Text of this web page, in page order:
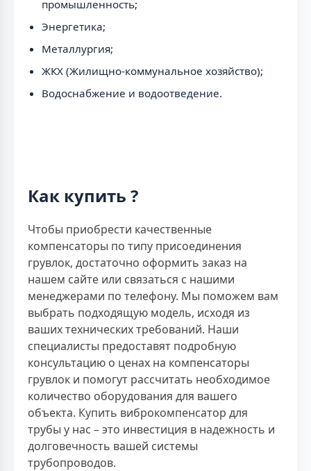
промышленность;
Энергетика;
Металлургия;
ЖКХ (Жилищно-коммунальное хозяйство);
Водоснабжение и водоотведение.
Как купить ?
Чтобы приобрести качественные
компенсаторы по типу присоединения
грувлок, достаточно оформить заказ на
нашем сайте или связаться с нашими
менеджерами по телефону. Мы поможем вам
выбрать подходящую модель, исходя из
ваших технических требований. Наши
специалисты предоставят подробную
консультацию о ценах на компенсаторы
грувлок и помогут рассчитать необходимое
количество оборудования для вашего
объекта. Купить виброкомпенсатор для
трубы у нас – это инвестиция в надежность и
долговечность вашей системы
трубопроводов.